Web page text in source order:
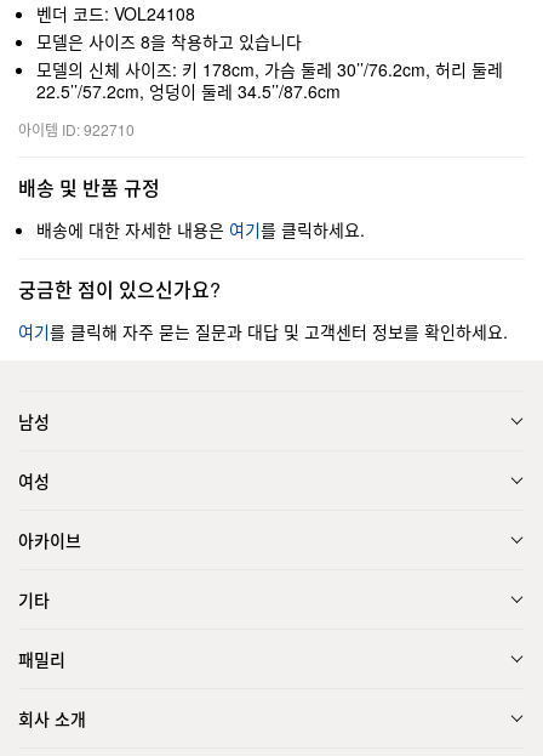
벤더 코드: VOL24108
모델은 사이즈 8을 착용하고 있습니다
모델의 신체 사이즈: 키 178cm, 가슴 둘레 30’’/76.2cm, 허리 둘레
22.5’’/57.2cm, 엉덩이 둘레 34.5’’/87.6cm
아이템 ID: 922710
배송 및 반품 규정
배송에 대한 자세한 내용은 여기를 클릭하세요.
궁금한 점이 있으신가요?
여기를 클릭해 자주 묻는 질문과 대답 및 고객센터 정보를 확인하세요.
남성
여성
아카이브
기타
패밀리
회사 소개